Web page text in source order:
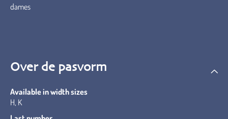
dames
Over de pasvorm
Available in width sizes
H, K